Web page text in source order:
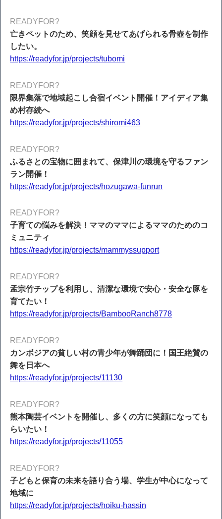
READYFOR?
亡きペットのため、笑顔を見せてあげられる骨壺を制作
したい。
https://readyfor.jp/projects/tubomi
READYFOR?
限界集落で地域起こし合宿イベント開催！アイディア集
め村存続へ
https://readyfor.jp/projects/shiromi463
READYFOR?
ふるさとの宝物に囲まれて、保津川の環境を守るファン
ラン開催！
https://readyfor.jp/projects/hozugawa-funrun
READYFOR?
子育ての悩みを解決！ママのママによるママのためのコ
ミュニティ
https://readyfor.jp/projects/mammyssupport
READYFOR?
孟宗竹チップを利用し、清潔な環境で安心・安全な豚を
育てたい！
https://readyfor.jp/projects/BambooRanch8778
READYFOR?
カンボジアの貧しい村の青少年が舞踊団に！国王絶賛の
舞を日本へ
https://readyfor.jp/projects/11130
READYFOR?
熊本陶芸イベントを開催し、多くの方に笑顔になっても
らいたい！
https://readyfor.jp/projects/11055
READYFOR?
子どもと保育の未来を語り合う場、学生が中心になって
地域に
https://readyfor.jp/projects/hoiku-hassin